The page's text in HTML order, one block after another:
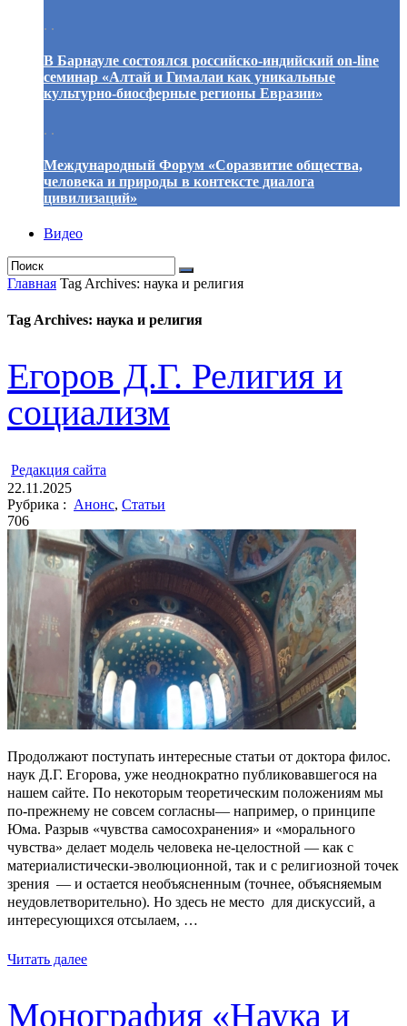
. .
В Барнауле состоялся российско-индийский on-line
семинар «Алтай и Гималаи как уникальные
культурно-биосферные регионы Евразии»
. .
Международный Форум «Соразвитие общества,
человека и природы в контексте диалога
цивилизаций»
Видео
Главная Tag Archives: наука и религия
Tag Archives: наука и религия
Егоров Д.Г. Религия и
социализм
Редакция cайта
22.11.2025
Рубрика : Анонс, Статьи
706
Продолжают поступать интересные статьи от доктора филос.
наук Д.Г. Егорова, уже неоднократно публиковавшегося на
нашем сайте. По некоторым теоретическим положениям мы
по-прежнему не совсем согласны— например, о принципе
Юма. Разрыв «чувства самосохранения» и «морального
чувства» делает модель человека не-целостной — как с
материалистически-эволюционной, так и с религиозной точек
зрения — и остается необъясненным (точнее, объясняемым
неудовлетворительно). Но здесь не место для дискуссий, а
интересующихся отсылаем, …
Читать далее
Монография «Наука и